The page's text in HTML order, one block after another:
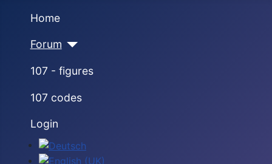
Home
Forum
107 - figures
107 codes
Login
Select your language